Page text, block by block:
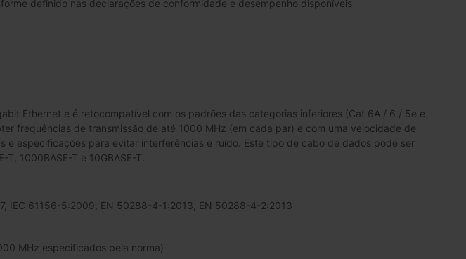
definido nas declarações de conformidade e desempenho disponíveis
Ethernet e é retocompatível com os padrões das categorias inferiores (Cat 6A / 6 / 5e e
frequências de transmissão de até 1000 MHz (em cada par) e com uma velocidade de
e especificações para evitar interferências e ruído. Este tipo de cabo de dados pode ser
1000BASE-T e 10GBASE-T.
IEC 61156-5:2009, EN 50288-4-1:2013, EN 50288-4-2:2013
MHz especificados pela norma)